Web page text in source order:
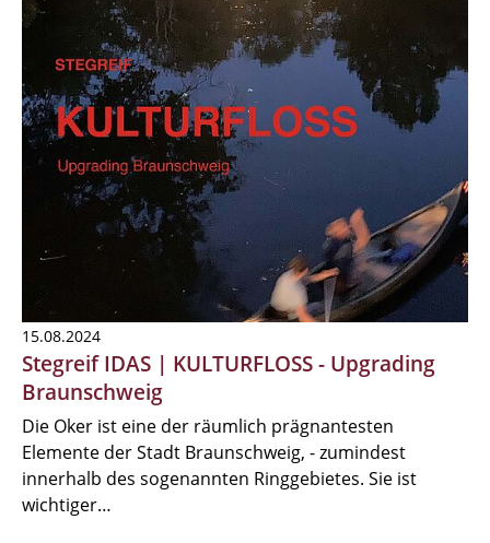
15.08.2024
Stegreif IDAS | KULTURFLOSS - Upgrading
Braunschweig
Die Oker ist eine der räumlich prägnantesten
Elemente der Stadt Braunschweig, - zumindest
innerhalb des sogenannten Ringgebietes. Sie ist
wichtiger…